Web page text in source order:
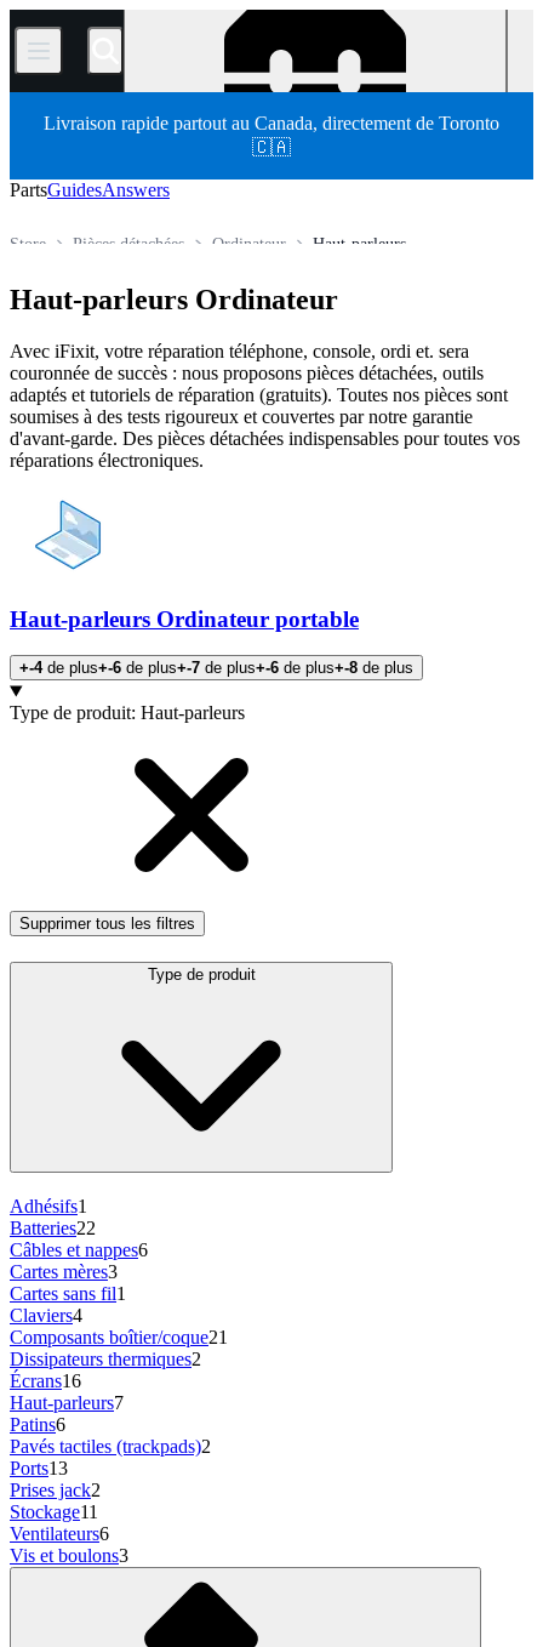
/
Livraison rapide partout au Canada, directement de Toronto
🇨🇦
PartsGuidesAnswers
Haut-parleurs
Ordinateur
Pièces détachées
Store
Haut-parleurs Ordinateur
Avec iFixit, votre réparation téléphone, console, ordi et. sera
couronnée de succès : nous proposons pièces détachées, outils
adaptés et tutoriels de réparation (gratuits). Toutes nos pièces sont
soumises à des tests rigoureux et couvertes par notre garantie
d'avant-garde. Des pièces détachées indispensables pour toutes vos
réparations électroniques.
Haut-parleurs Ordinateur portable
+-4de plus+-6 de plus+-7 de plus+-6 de plus+-8 de plus
Products
Type de produit: Haut-parleurs
Supprimer tous les filtres
Type de produit
Adhésifs1
Batteries22
Câbles et nappes6
Cartes mères3
Cartes sans fil1
Claviers4
Composants boîtier/coque21
Dissipateurs thermiques2
Écrans16
Haut-parleurs7
Patins6
Pavés tactiles (trackpads)2
Ports13
Prises jack2
Stockage11
Ventilateurs6
Vis et boulons3